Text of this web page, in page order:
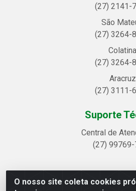
O nosso site coleta cookies
(27) 2141-
São
(27) 3264-
Colatina
(27) 3264-
Aracruz
(27) 3111-
Suporte
Central de
(27) 99769-
Linhavix Distribuidora LTDA -